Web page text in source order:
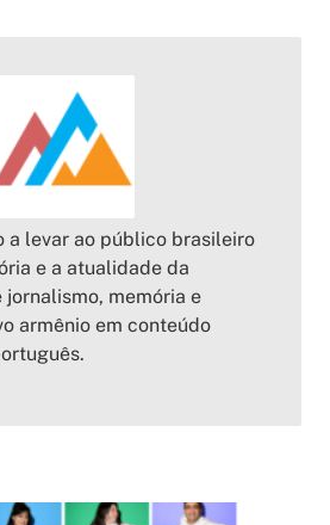
a levar ao público brasileiro
e a atualidade da
jornalismo, memória e
armênio em conteúdo